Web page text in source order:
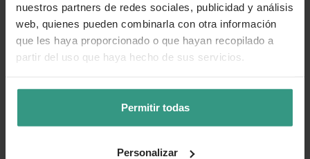
nuestros partners de redes sociales, publicidad y análisis
web, quienes pueden combinarla con otra información
que les haya proporcionado o que hayan recopilado a
partir del uso que haya hecho de sus servicios.
Permitir todas
Personalizar